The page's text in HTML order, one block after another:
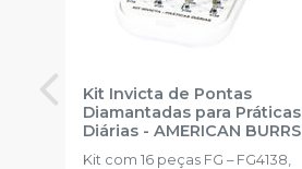
Kit Invicta de Pontas
Diamantadas para Práticas
Diárias - AMERICAN BURRS
Kit com 16 peças FG – FG4138,